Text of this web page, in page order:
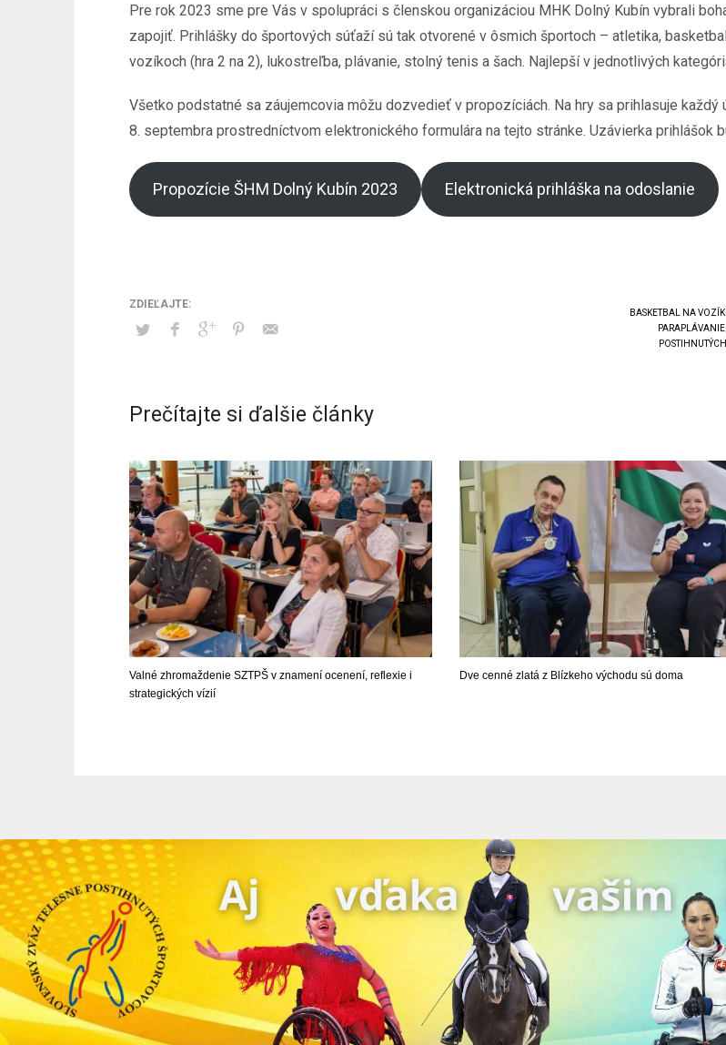
Pre rok 2023 sme pre Vás v spolupráci s členskou organizáciou MHK Dolný Kubín vybrali
zapojiť. Prihlášky do športových súťaží sú tak otvorené v ôsmich športoch – atletika,
vozíkoch (hra 2 na 2), lukostreľba, plávanie, stolný tenis a šach. Najlepší v jednotlivých
Všetko podstatné sa záujemcovia môžu dozvedieť v propozíciách. Na hry sa prihlasuje
8. septembra prostredníctvom elektronického formulára na tejto stránke. Uzávierka prihlášok
Propozície ŠHM Dolný Kubín 2023 Elektronická prihláška na odoslanie
BASKETBAL NA
PARAPLÁVANIE,
Prečítajte si ďalšie články
Valné zhromaždenie SZTPŠ v znamení ocenení, reflexie i
strategických vízií
Dve cenné zlatá z Blízkeho východu sú doma